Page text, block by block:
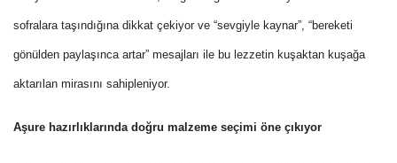
sofralara taşındığına dikkat çekiyor ve “sevgiyle kaynar”, “bereketi
gönülden paylaşınca artar” mesajları ile bu lezzetin kuşaktan kuşağa
aktarılan mirasını sahipleniyor.
Aşure hazırlıklarında doğru malzeme seçimi öne çıkıyor